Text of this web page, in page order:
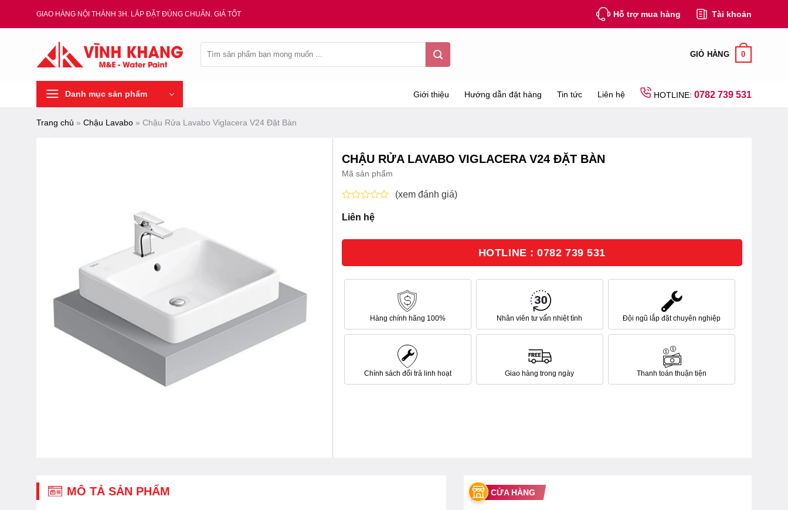
GIAO HÀNG NỘI THÀNH 3H. LẮP ĐẶT ĐÚNG CHUẨN. GIÁ TỐT Hỗ trợ mua hàng Tài khoản
kiếm:
GIỎ HÀNG 0
Danh mục sản phẩm Giới thiệu Hướng dẫn đặt hàng Tin tức Liên hệ HOTLINE: 0782 739 531
Trang chủ » Chậu Lavabo » Chậu Rửa Lavabo Viglacera V24 Đặt Bàn
CHẬU RỬA LAVABO VIGLACERA V24 ĐẶT BÀN
Mã sản phẩm
xếp
(xem đánh giá)
Liên hệ
HOTLINE : 0782 739 531
Hàng chính hãng 100% Nhân viên tư vấn nhiệt tình Đội ngũ lắp đặt chuyên nghiệp
Chính sách đổi trả linh hoạt Giao hàng trong ngày Thanh toán thuận tiện
MÔ TẢ SẢN PHẨM CỬA HÀNG